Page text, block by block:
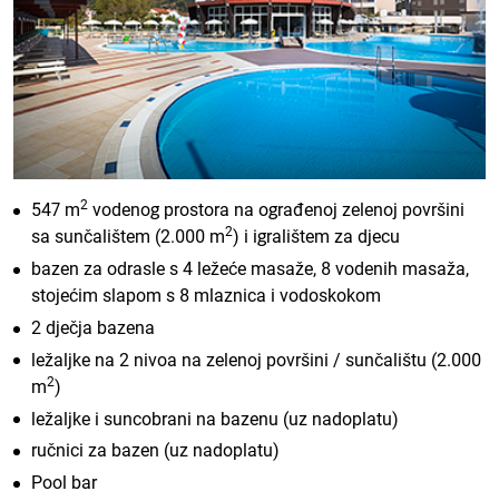
547 m2 vodenog prostora na ograđenoj zelenoj površini
sa sunčalištem (2.000 m2) i igralištem za djecu
bazen za odrasle s 4 ležeće masaže, 8 vodenih masaža,
stojećim slapom s 8 mlaznica i vodoskokom
2 dječja bazena
ležaljke na 2 nivoa na zelenoj površini / sunčalištu (2.000
m2)
ležaljke i suncobrani na bazenu (uz nadoplatu)
ručnici za bazen (uz nadoplatu)
Pool bar